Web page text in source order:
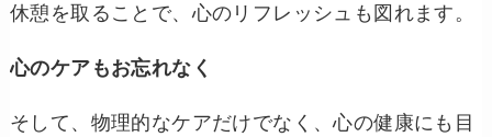
休憩を取ることで、心のリフレッシュも図れます。
心のケアもお忘れなく
そして、物理的なケアだけでなく、心の健康にも目